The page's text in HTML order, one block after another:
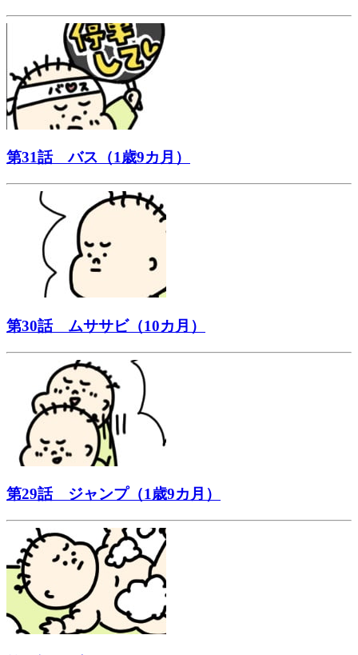
第31話 バス（1歳9カ月）
第30話 ムササビ（10カ月）
第29話 ジャンプ（1歳9カ月）